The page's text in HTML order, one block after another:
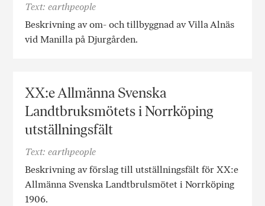
Text: earthpeople
Beskrivning av om- och tillbyggnad av Villa Alnäs
vid Manilla på Djurgården.
XX:e Allmänna Svenska
Landtbruksmötets i Norrköping
utställningsfält
Text: earthpeople
Beskrivning av förslag till utställningsfält för XX:e
Allmänna Svenska Landtbrulsmötet i Norrköping
1906.